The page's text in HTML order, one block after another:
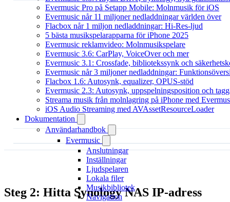
Evermusic Pro på Setapp Mobile: Molnmusik för iOS
Evermusic når 11 miljoner nedladdningar världen över
Flacbox når 1 miljon nedladdningar: Hi-Res-ljud
5 bästa musikspelarapparna för iPhone 2025
Evermusic reklamvideo: Molnmusikspelare
Evermusic 3.6: CarPlay, VoiceOver och mer
Evermusic 3.1: Crossfade, bibliotekssynk och
Evermusic når 3 miljoner nedladdningar:
Flacbox 1.6: Autosynk, equalizer, OPUS-stöd
Evermusic 2.3: Autosynk, uppspelningsposition och
Streama musik från molnlagring på iPhone med
iOS Audio Streaming med AVAssetResourceLoader
Dokumentation
Användarhandbok
Evermusic
Anslutningar
Inställningar
Ljudspelaren
Lokala filer
Musikbibliotek
Navigation
Steg 2: Hitta Synology NAS IP-adress